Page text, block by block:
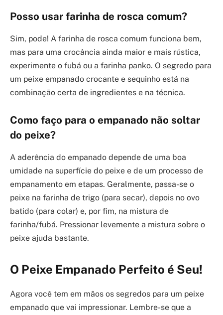
Posso usar farinha de rosca comum?
Sim, pode! A farinha de rosca comum funciona bem,
mas para uma crocância ainda maior e mais rústica,
experimente o fubá ou a farinha panko. O segredo para
um peixe empanado crocante e sequinho está na
combinação certa de ingredientes e na técnica.
Como faço para o empanado não soltar
do peixe?
A aderência do empanado depende de uma boa
umidade na superfície do peixe e de um processo de
empanamento em etapas. Geralmente, passa-se o
peixe na farinha de trigo (para secar), depois no ovo
batido (para colar) e, por fim, na mistura de
farinha/fubá. Pressionar levemente a mistura sobre o
peixe ajuda bastante.
O Peixe Empanado Perfeito é Seu!
Agora você tem em mãos os segredos para um peixe
empanado que vai impressionar. Lembre-se que a